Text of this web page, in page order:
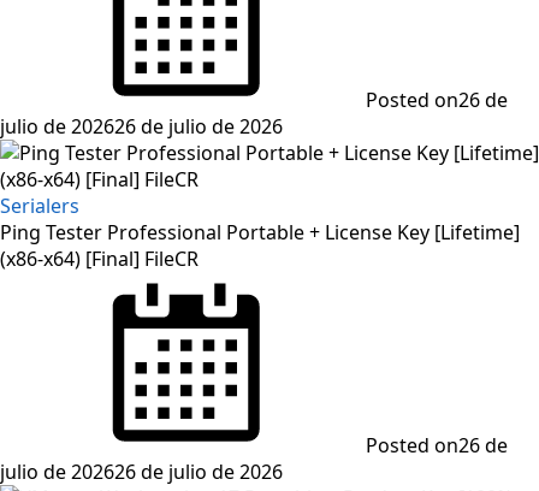
Posted on26 de
julio de 202626 de julio de 2026
Serialers
Ping Tester Professional Portable + License Key [Lifetime]
(x86-x64) [Final] FileCR
Posted on26 de
julio de 202626 de julio de 2026